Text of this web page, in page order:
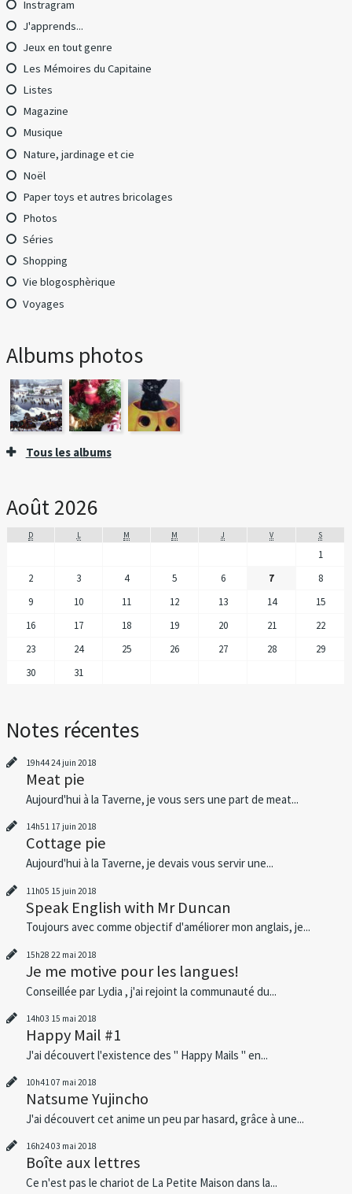
Instragram
J'apprends...
Jeux en tout genre
Les Mémoires du Capitaine
Listes
Magazine
Musique
Nature, jardinage et cie
Noël
Paper toys et autres bricolages
Photos
Séries
Shopping
Vie blogosphèrique
Voyages
Albums photos
Tous les albums
Août 2026
D L M M J V S
1
2
3 4 5 6 7
8
9
10 11 12 13 14
15
16
17 18 19 20 21
22
23
24 25 26 27 28
29
30
31
Notes récentes
19h4424 juin 2018
Meat pie
Aujourd'hui à la Taverne, je vous sers une part de meat...
14h51 17 juin 2018
Cottage pie
Aujourd'hui à la Taverne, je devais vous servir une...
11h05 15 juin 2018
Speak English with Mr Duncan
Toujours avec comme objectif d'améliorer mon anglais, je...
15h28 22 mai 2018
Je me motive pour les langues!
Conseillée par Lydia , j'ai rejoint la communauté du...
14h03 15 mai 2018
Happy Mail #1
J'ai découvert l'existence des " Happy Mails " en...
10h4107 mai 2018
Natsume Yujincho
J'ai découvert cet anime un peu par hasard, grâce à une...
16h2403 mai 2018
Boîte aux lettres
Ce n'est pas le chariot de La Petite Maison dans la...